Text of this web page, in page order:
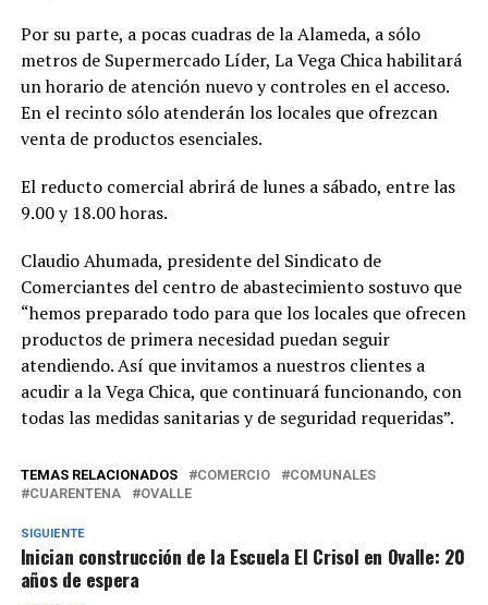
Por su parte, a pocas cuadras de la Alameda, a sólo
metros de Supermercado Líder, La Vega Chica habilitará
un horario de atención nuevo y controles en el acceso.
En el recinto sólo atenderán los locales que ofrezcan
venta de productos esenciales.
El reducto comercial abrirá de lunes a sábado, entre las
9.00 y 18.00 horas.
Claudio Ahumada, presidente del Sindicato de
Comerciantes del centro de abastecimiento sostuvo que
“hemos preparado todo para que los locales que ofrecen
productos de primera necesidad puedan seguir
atendiendo. Así que invitamos a nuestros clientes a
acudir a la Vega Chica, que continuará funcionando, con
todas las medidas sanitarias y de seguridad requeridas”.
TEMAS RELACIONADOS COMERCIO
COMUNALES
CUARENTENA
OVALLE
SIGUIENTE
Inician construcción de la Escuela El Crisol en Ovalle: 20
años de espera